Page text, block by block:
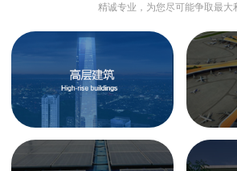
精诚专业，为您尽可能争取最大